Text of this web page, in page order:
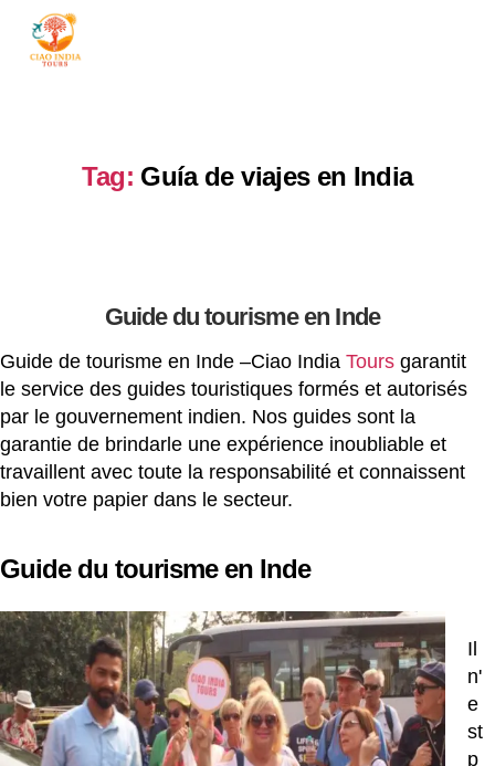
Tag: Guía de viajes en India
Guide du tourisme en Inde
Guide de tourisme en Inde –Ciao India Tours garantit
le service des guides touristiques formés et autorisés
par le gouvernement indien. Nos guides sont la
garantie de brindarle une expérience inoubliable et
travaillent avec toute la responsabilité et connaissent
bien votre papier dans le secteur.
Guide du tourisme en Inde
Il
n'
e
st
p